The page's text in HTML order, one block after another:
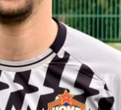
Антон